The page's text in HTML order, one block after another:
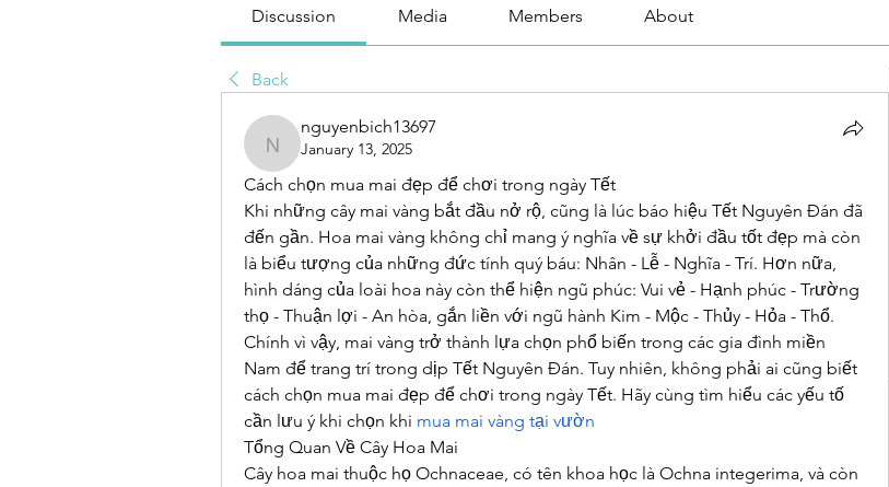
Discussion Media Members About
Back
nguyenbich13697
nguyenbich13697
January 13, 2025
Cách chọn mua mai đẹp để chơi trong ngày Tết
Khi những cây mai vàng bắt đầu nở rộ, cũng là lúc báo hiệu Tết Nguyên Đán đã
đến gần. Hoa mai vàng không chỉ mang ý nghĩa về sự khởi đầu tốt đẹp mà còn
là biểu tượng của những đức tính quý báu: Nhân - Lễ - Nghĩa - Trí. Hơn nữa,
hình dáng của loài hoa này còn thể hiện ngũ phúc: Vui vẻ - Hạnh phúc - Trường
thọ - Thuận lợi - An hòa, gắn liền với ngũ hành Kim - Mộc - Thủy - Hỏa - Thổ.
Chính vì vậy, mai vàng trở thành lựa chọn phổ biến trong các gia đình miền
Nam để trang trí trong dịp Tết Nguyên Đán. Tuy nhiên, không phải ai cũng biết
cách chọn mua mai đẹp để chơi trong ngày Tết. Hãy cùng tìm hiểu các yếu tố
cần lưu ý khi chọn khi mua mai vàng tại vườn
Tổng Quan Về Cây Hoa Mai
Cây hoa mai thuộc họ Ochnaceae, có tên khoa học là Ochna integerima, và còn